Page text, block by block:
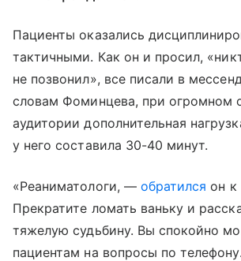
Пациенты оказались
тактичными. Как он и просил,
не позвонил», все писали в
словам Фоминцева, при огромном
аудитории дополнительная
у него составила 30-40 минут.
«Реаниматологи, — обратилсяон к
Прекратите ломать ваньку и
тяжелую судьбину. Вы спокойно
пациентам на вопросы по